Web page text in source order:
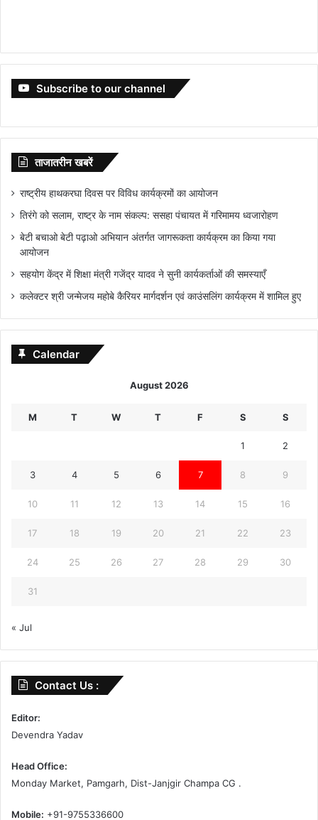
Subscribe to our channel
ताजातरीन खबरें
राष्ट्रीय हाथकरघा दिवस पर विविध कार्यक्रमों का आयोजन
तिरंगे को सलाम, राष्ट्र के नाम संकल्प: ससहा पंचायत में गरिमामय ध्वजारोहण
बेटी बचाओ बेटी पढ़ाओ अभियान अंतर्गत जागरूकता कार्यक्रम का किया गया
आयोजन
सहयोग केंद्र में शिक्षा मंत्री गजेंद्र यादव ने सुनी कार्यकर्ताओं की समस्याएँ
कलेक्टर श्री जन्मेजय महोबे कैरियर मार्गदर्शन एवं काउंसलिंग कार्यक्रम में शामिल हुए
Calendar
August 2026
M T W T F S S
1 2
3 4 5 6 7 8 9
10 11 12 13 14 15 16
17 18 19 20 21 22 23
24 25 26 27 28 29 30
31
« Jul
Contact Us :
Editor:
Devendra Yadav
Head Office:
Monday Market, Pamgarh, Dist-Janjgir Champa CG .
Mobile: +91-9755336600